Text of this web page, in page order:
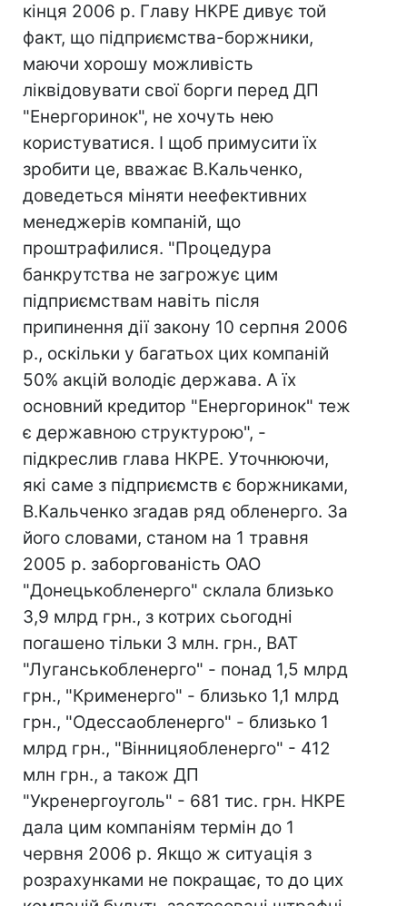
кінця 2006 р. Главу НКРЕ дивує той
факт, що підприємства-боржники,
маючи хорошу можливість
ліквідовувати свої борги перед ДП
"Енергоринок", не хочуть нею
користуватися. І щоб примусити їх
зробити це, вважає В.Кальченко,
доведеться міняти неефективних
менеджерів компаній, що
проштрафилися. "Процедура
банкрутства не загрожує цим
підприємствам навіть після
припинення дії закону 10 серпня 2006
р., оскільки у багатьох цих компаній
50% акцій володіє держава. А їх
основний кредитор "Енергоринок" теж
є державною структурою", -
підкреслив глава НКРЕ. Уточнюючи,
які саме з підприємств є боржниками,
В.Кальченко згадав ряд обленерго. За
його словами, станом на 1 травня
2005 р. заборгованість ОАО
"Донецькобленерго" склала близько
3,9 млрд грн., з котрих сьогодні
погашено тільки 3 млн. грн., ВАТ
"Луганськобленерго" - понад 1,5 млрд
грн., "Крименерго" - близько 1,1 млрд
грн., "Одессаобленерго" - близько 1
млрд грн., "Вінницяобленерго" - 412
млн грн., а також ДП
"Укренергоуголь" - 681 тис. грн. НКРЕ
дала цим компаніям термін до 1
червня 2006 р. Якщо ж ситуація з
розрахунками не покращає, то до цих